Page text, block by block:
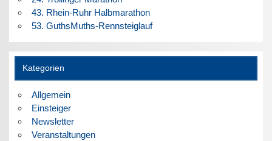
43. Rhein-Ruhr Halbmarathon
53. GuthsMuths-Rennsteiglauf
Kategorien
Allgemein
Einsteiger
Newsletter
Veranstaltungen